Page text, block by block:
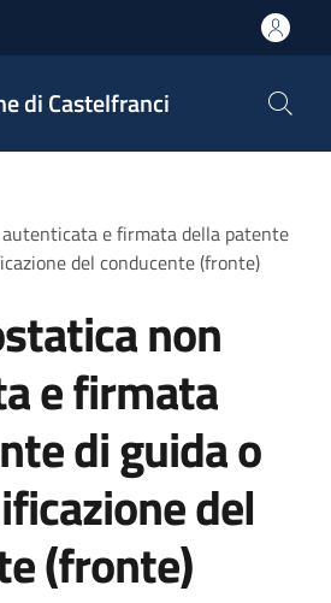
di Castelfranci
e firmata della patente
del conducente (fronte)
non
e firmata
di guida o
del
(fronte)